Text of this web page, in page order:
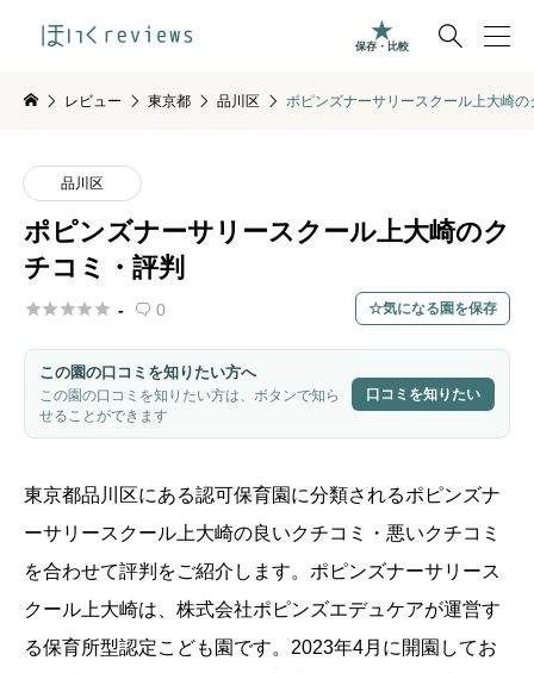

保存・比較
レビュー 東京都 品川区 ポピンズナーサリースクール上大崎
品川区
ポピンズナーサリースクール上大崎のク
チコミ・評判
 -  0 気になる園を保存
この園の口コミを知りたい方へ
この園の口コミを知りたい方は、ボタンで知ら
せることができます
口コミを知りたい
東京都品川区にある認可保育園に分類されるポピンズナ
ーサリースクール上大崎の良いクチコミ・悪いクチコミ
を合わせて評判をご紹介します。ポピンズナーサリース
クール上大崎は、 株式会社ポピンズエデュケアが運営す
る保育所型認定こども園です。2023年4月に開園してお